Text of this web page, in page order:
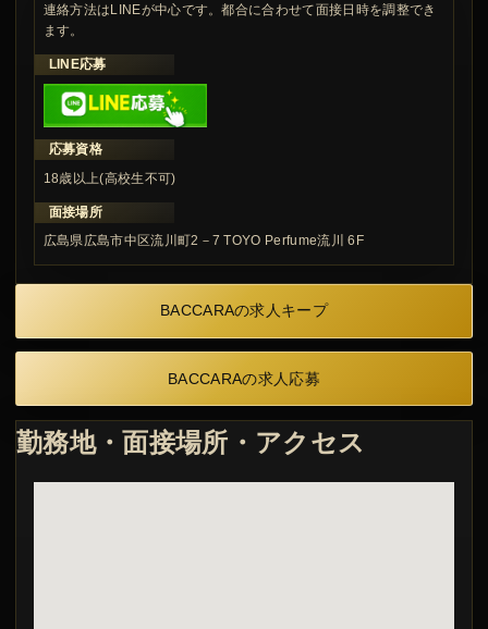
連絡方法はLINEが中心です。都合に合わせて面接日時を調整でき
ます。
LINE応募
応募資格
18歳以上(高校生不可)
面接場所
広島県広島市中区流川町2－7 TOYO Perfume流川 6F
BACCARAの求人キープ
BACCARAの求人応募
勤務地・面接場所・アクセス